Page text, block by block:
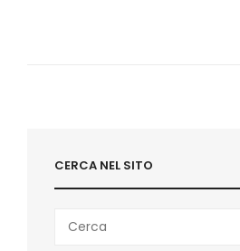
CERCA NEL SITO
for: